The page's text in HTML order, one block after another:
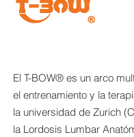
El T-BOW® es un arco
el entrenamiento y la
la universidad de Zurich
la Lordosis Lumbar